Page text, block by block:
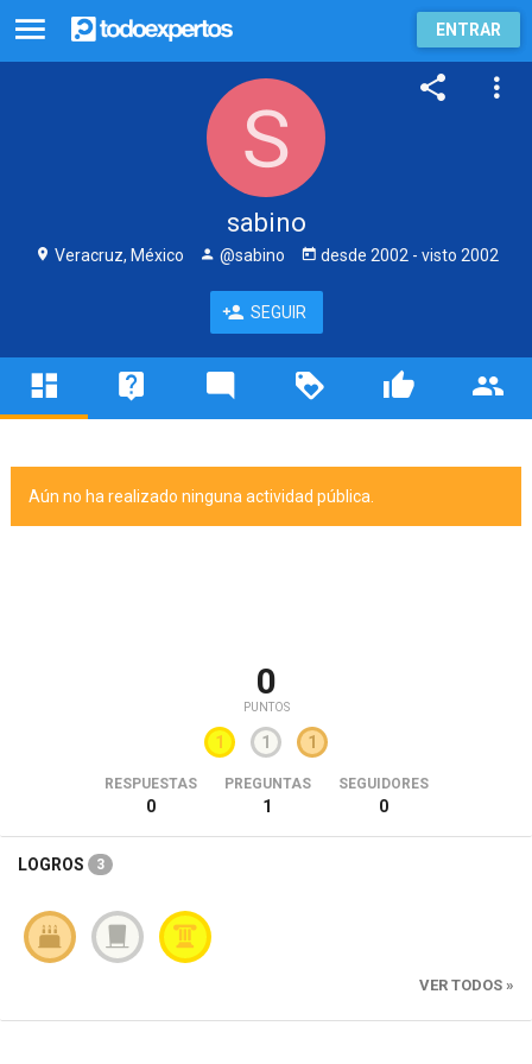
ENTRAR
sabino
Veracruz, México @sabino desde 2002 - visto 2002
SEGUIR
Aún no ha realizado ninguna actividad pública.
0
PUNTOS
1 1 1
RESPUESTAS
0
PREGUNTAS
1
SEGUIDORES
0
LOGROS 3
VER TODOS »